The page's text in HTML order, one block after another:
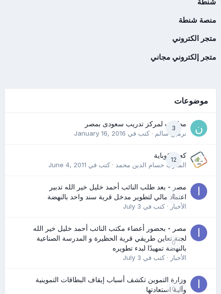
منصة شنطة
متجر الكتروني
متجر إلكتروني مجاني
موضوعات
3
مطلوب لمركز تدريب سعودى بمصر
نرمين سالم· كتب في January 16, 2016
12
كعب كوباية
المدرب حسام الدين محمد· كتب في June 4, 2011
0
مصر - بعد طلب النائب أحمد خليل خير الله تدبير
اعتماد مالي لتطوير مدخل قرية سند واحد بالنهضة
الأخبار· كتب في July 3
0
مصر - بحضور أعضاء مكتب النائب أحمد خليل خير الله
لجنة تعاين طريقي قرية الحظيرة و المدرسة الصناعية
بالنهضة تمهيدًا لبدء تطويره
الأخبار· كتب في July 3
0
وزارة التموين تكشف أسباب إيقاف البطاقات التموينية
وآلية استعادتها